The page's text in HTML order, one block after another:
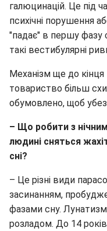
галюцинацій. Це під
психічні порушення
"падає" в першу фазу
такі вестибулярні
Механізм ще до
товариство більш
обумовлено, щоб
– Що робити з
людині сняться
сні?
– Це різні види
засинанням,
фазами сну.
розладом. До 14